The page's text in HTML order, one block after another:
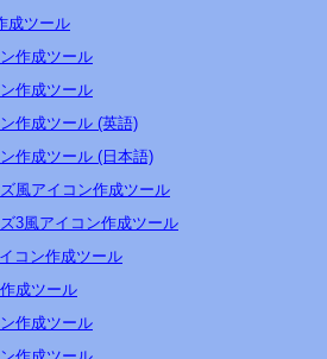
成ツール
作成ツール
作成ツール
作成ツール (英語)
作成ツール (日本語)
風アイコン作成ツール
3風アイコン作成ツール
コン作成ツール
成ツール
作成ツール